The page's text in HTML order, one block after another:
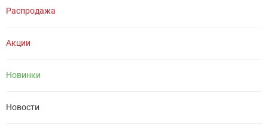
Распродажа
Акции
Новинки
Новости